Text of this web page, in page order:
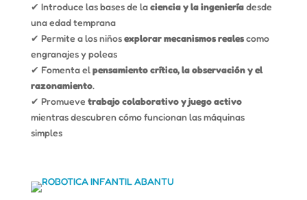
✔ Introduce las bases de laciencia y la ingenieríadesde
una edad temprana
✔ Permite a los niñosexplorar mecanismos realescomo
engranajes y poleas
✔ Fomenta elpensamiento crítico, la observación y el
razonamiento.
✔ Promueve trabajo colaborativo y juego activo
mientras descubren cómo funcionan las máquinas
simples